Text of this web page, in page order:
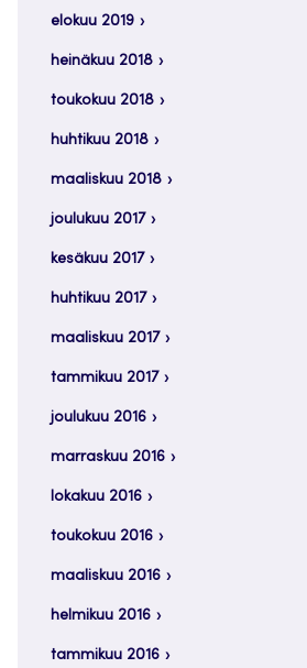
elokuu 2019
heinäkuu 2018
toukokuu 2018
huhtikuu 2018
maaliskuu 2018
joulukuu 2017
kesäkuu 2017
huhtikuu 2017
maaliskuu 2017
tammikuu 2017
joulukuu 2016
marraskuu 2016
lokakuu 2016
toukokuu 2016
maaliskuu 2016
helmikuu 2016
tammikuu 2016